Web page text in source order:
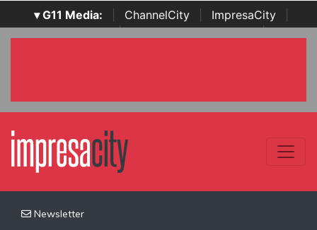
▾ G11 Media: ChannelCity ImpresaCity
SecurityOpenLab | Italian Channel Awards | Italian
Newsletter